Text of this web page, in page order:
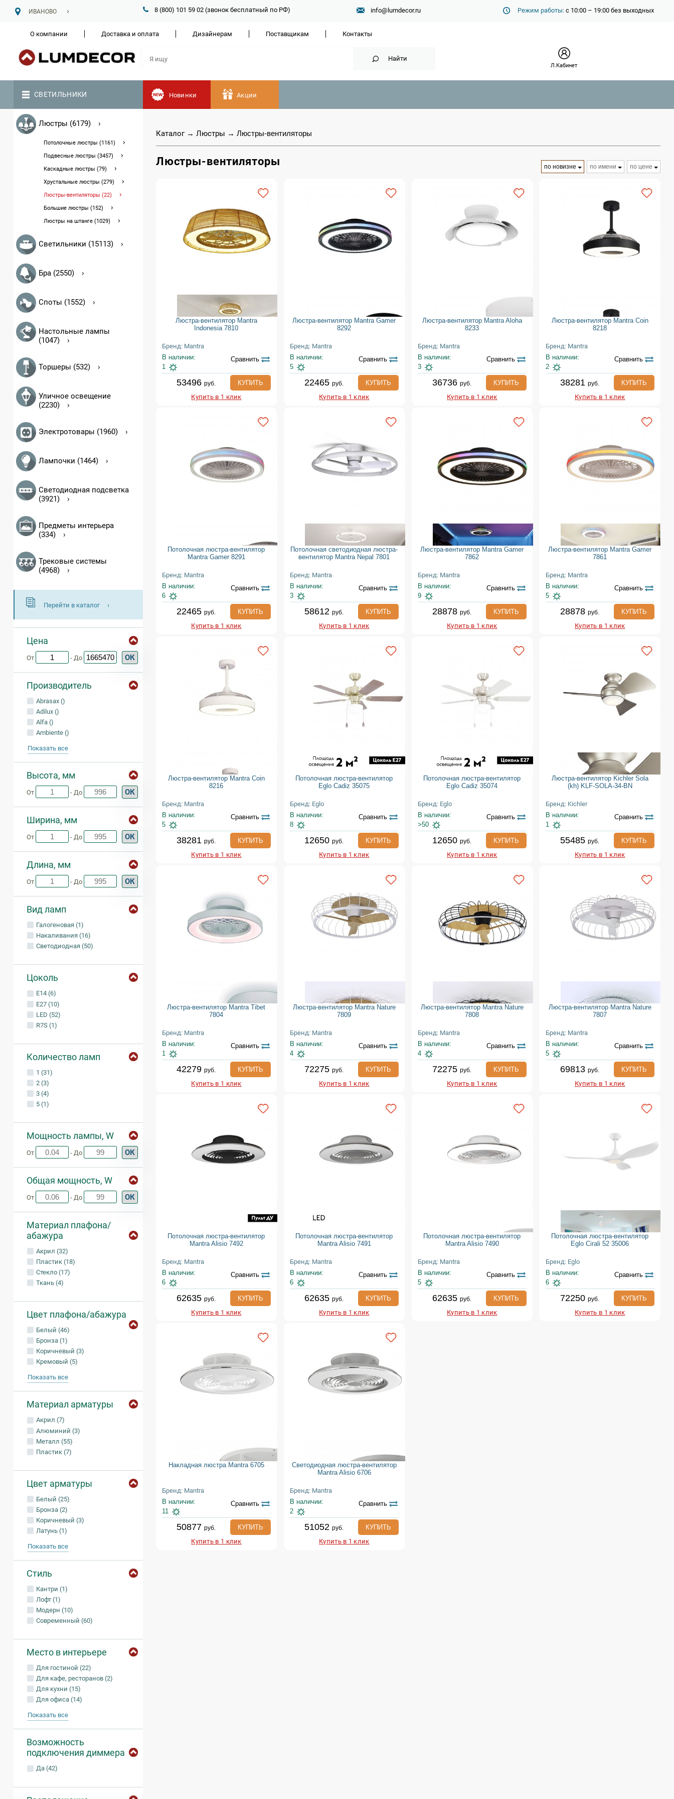
ИВАНОВО 8 (800) 101 59 02 (звонок бесплатный по РФ) info@lumdecor.ru Режим работы: с 10:00 – 19:00 без выходных
О компании Доставка и оплата Дизайнерам Поставщикам Контакты
Найти
Л.Кабинет
СВЕТИЛЬНИКИ Новинки Акции
Люстры (6179)
Потолочные люстры (1161)
Подвесные люстры (3457)
Каскадные люстры (79)
Хрустальные люстры (279)
Люстры-вентиляторы (22)
Большие люстры (152)
Люстры на штанге (1029)
Светильники (15113)
Бра (2550)
Споты (1552)
Настольные лампы
(1047)
Торшеры (532)
Уличное освещение
(2230)
Электротовары (1960)
Лампочки (1464)
Светодиодная подсветка
(3921)
Предметы интерьера
(334)
Трековые системы
(4968)
Перейти в каталог
Цена
От - До ОК
Производитель
Abrasax ()
Adilux ()
Alfa ()
Ambiente ()
Показать все
Высота, мм
От - До ОК
Ширина, мм
От - До ОК
Длина, мм
От - До ОК
Вид ламп
Галогеновая (1)
Накаливания (16)
Светодиодная (50)
Цоколь
E14 (6)
E27 (10)
LED (52)
R7S (1)
Количество ламп
1 (31)
2 (3)
3 (4)
5 (1)
Мощность лампы, W
От - До ОК
Общая мощность, W
От - До ОК
Материал плафона/
абажура
Акрил (32)
Пластик (18)
Стекло (17)
Ткань (4)
Цвет плафона/абажура
Белый (46)
Бронза (1)
Коричневый (3)
Кремовый (5)
Показать все
Материал арматуры
Акрил (7)
Алюминий (3)
Металл (55)
Пластик (7)
Цвет арматуры
Белый (25)
Бронза (2)
Коричневый (3)
Латунь (1)
Показать все
Стиль
Кантри (1)
Лофт (1)
Модерн (10)
Современный (60)
Место в интерьере
Для гостиной (22)
Для кафе, ресторанов (2)
Для кухни (15)
Для офиса (14)
Показать все
Возможность
подключения диммера
Да (42)
Каталог→ Люстры → Люстры-вентиляторы
Люстры-вентиляторы по новизне по имени по цене
Люстра-вентилятор Mantra
Indonesia 7810
Бренд: Mantra
В наличии:
1
Сравнить
53496 руб.
КУПИТЬ
Купить в 1 клик
Люстра-вентилятор Mantra Gamer
8292
Бренд: Mantra
В наличии:
5
Сравнить
22465 руб.
КУПИТЬ
Купить в 1 клик
Люстра-вентилятор Mantra Aloha
8233
Бренд: Mantra
В наличии:
3
Сравнить
36736 руб.
КУПИТЬ
Купить в 1 клик
Люстра-вентилятор Mantra Coin
8218
Бренд: Mantra
В наличии:
2
Сравнить
38281 руб.
КУПИТЬ
Купить в 1 клик
Потолочная люстра-вентилятор
Mantra Gamer 8291
Бренд: Mantra
В наличии:
6
Сравнить
22465 руб.
КУПИТЬ
Купить в 1 клик
Потолочная светодиодная люстра-
вентилятор Mantra Nepal 7801
Бренд: Mantra
В наличии:
3
Сравнить
58612 руб.
КУПИТЬ
Купить в 1 клик
Люстра-вентилятор Mantra Gamer
7862
Бренд: Mantra
В наличии:
9
Сравнить
28878 руб.
КУПИТЬ
Купить в 1 клик
Люстра-вентилятор Mantra Gamer
7861
Бренд: Mantra
В наличии:
5
Сравнить
28878 руб.
КУПИТЬ
Купить в 1 клик
Люстра-вентилятор Mantra Coin
8216
Бренд: Mantra
В наличии:
5
Сравнить
38281 руб.
КУПИТЬ
Купить в 1 клик
Потолочная люстра-вентилятор
Eglo Cadiz 35075
Бренд: Eglo
В наличии:
8
Сравнить
12650 руб.
КУПИТЬ
Купить в 1 клик
Потолочная люстра-вентилятор
Eglo Cadiz 35074
Бренд: Eglo
В наличии:
>50
Сравнить
12650 руб.
КУПИТЬ
Купить в 1 клик
Люстра-вентилятор Kichler Sola
(kh) KLF-SOLA-34-BN
Бренд: Kichler
В наличии:
1
Сравнить
55485 руб.
КУПИТЬ
Купить в 1 клик
Люстра-вентилятор Mantra Tibet
7804
Бренд: Mantra
В наличии:
1
Сравнить
42279 руб.
КУПИТЬ
Купить в 1 клик
Люстра-вентилятор Mantra Nature
7809
Бренд: Mantra
В наличии:
4
Сравнить
72275 руб.
КУПИТЬ
Купить в 1 клик
Люстра-вентилятор Mantra Nature
7808
Бренд: Mantra
В наличии:
4
Сравнить
72275 руб.
КУПИТЬ
Купить в 1 клик
Люстра-вентилятор Mantra Nature
7807
Бренд: Mantra
В наличии:
5
Сравнить
69813 руб.
КУПИТЬ
Купить в 1 клик
Потолочная люстра-вентилятор
Mantra Alisio 7492
Бренд: Mantra
В наличии:
6
Сравнить
62635 руб.
КУПИТЬ
Купить в 1 клик
Потолочная люстра-вентилятор
Mantra Alisio 7491
Бренд: Mantra
В наличии:
6
Сравнить
62635 руб.
КУПИТЬ
Купить в 1 клик
Потолочная люстра-вентилятор
Mantra Alisio 7490
Бренд: Mantra
В наличии:
5
Сравнить
62635 руб.
КУПИТЬ
Купить в 1 клик
Потолочная люстра-вентилятор
Eglo Cirali 52 35006
Бренд: Eglo
В наличии:
6
Сравнить
72250 руб.
КУПИТЬ
Купить в 1 клик
Накладная люстра Mantra 6705
Бренд: Mantra
В наличии:
11
Сравнить
50877 руб.
КУПИТЬ
Купить в 1 клик
Светодиодная люстра-вентилятор
Mantra Alisio 6706
Бренд: Mantra
В наличии:
2
Сравнить
51052 руб.
КУПИТЬ
Купить в 1 клик